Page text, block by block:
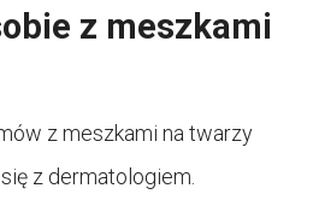
z meszkami
z meszkami na twarzy
z dermatologiem.